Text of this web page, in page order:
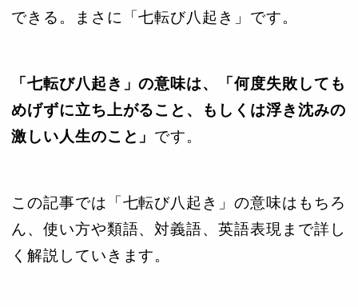
できる。まさに「七転び八起き」です。
「七転び八起き」の意味は、「何度失敗しても
めげずに立ち上がること、もしくは浮き沈みの
激しい人生のこと」 です。
この記事では「七転び八起き」の意味はもちろ
ん、使い方や類語、対義語、英語表現まで詳し
く解説していきます。